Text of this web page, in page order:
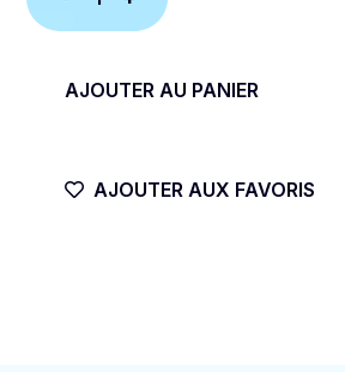
de
HOUSSE
BOARD
AJOUTER AU PANIER
AJOUTER AUX FAVORIS